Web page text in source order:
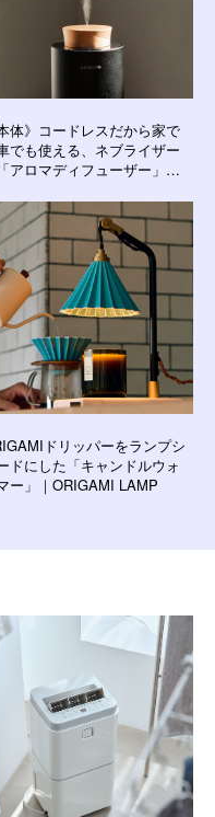
体》コードレスだから家で
でも使える、ネブライザー
アロマディフューザー」｜
ドリッパーをランプシ
ドにした「キャンドルウォ
ーマー」｜ORIGAMI LAMP